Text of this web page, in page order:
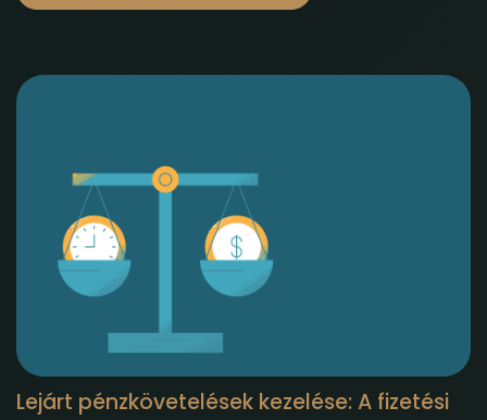
Lejárt pénzkövetelések kezelése: A fizetési